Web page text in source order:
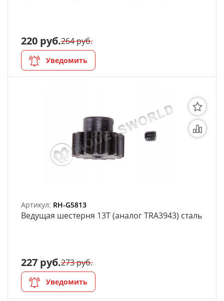
220 руб.264 руб.
Уведомить
Артикул: RH-G5813
Ведущая шестерня 13T (аналог TRA3943) сталь
227 руб.273 руб.
Уведомить